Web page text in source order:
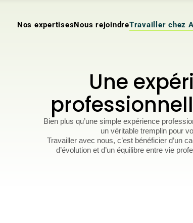
Nos expertisesNous rejoindreTravailler chez
Une
Bien plus qu’une simple expérience
un véritable tremplin pour
Travailler avec nous, c’est bénéficier d’un
d’évolution et d’un équilibre entre vie